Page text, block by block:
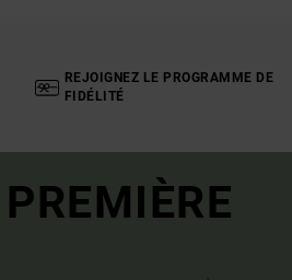
REJOIGNEZ LE PROGRAMME DE
FIDÉLITÉ